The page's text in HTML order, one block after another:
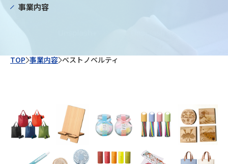
事業内容
TOP 事業内容 ベストノベルティ